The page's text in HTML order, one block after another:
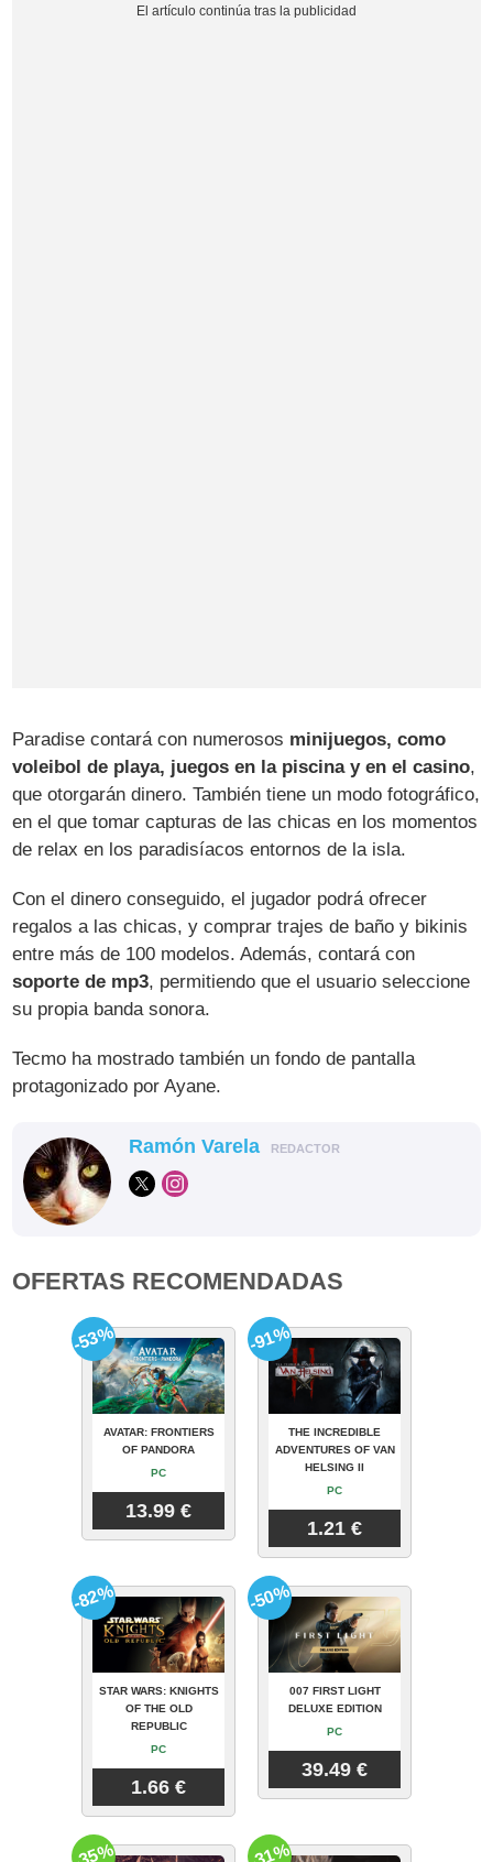
Paradise contará con numerosos minijuegos, como
voleibol de playa, juegos en la piscina y en el casino,
que otorgarán dinero. También tiene un modo fotográfico,
en el que tomar capturas de las chicas en los momentos
de relax en los paradisíacos entornos de la isla.
Con el dinero conseguido, el jugador podrá ofrecer
regalos a las chicas, y comprar trajes de baño y bikinis
entre más de 100 modelos. Además, contará con
soporte de mp3, permitiendo que el usuario seleccione
su propia banda sonora.
Tecmo ha mostrado también un fondo de pantalla
protagonizado por Ayane.
Ramón Varela REDACTOR
OFERTAS RECOMENDADAS
AVATAR: FRONTIERS
OF PANDORA
PC
13.99 €
-53%
THE INCREDIBLE
ADVENTURES OF VAN
HELSING II
PC
1.21 €
-91%
STAR WARS: KNIGHTS
OF THE OLD
REPUBLIC
PC
1.66 €
-82%
007 FIRST LIGHT
DELUXE EDITION
PC
39.49 €
-50%